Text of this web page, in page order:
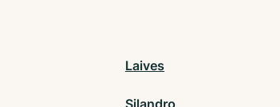
Laives